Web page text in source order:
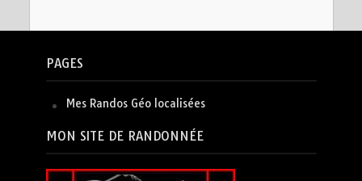
PAGES
Mes Randos Géo localisées
MON SITE DE RANDONNÉE